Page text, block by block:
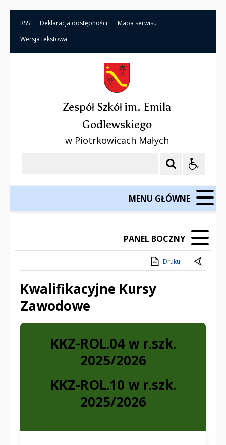
RSS Deklaracja dostępności
Mapa serwisu
Wersja tekstowa
Zespół Szkół im. Emila
Godlewskiego
w Piotrkowicach Małych
MENU GŁÓWNE
PANEL BOCZNY
Drukuj
Kwalifikacyjne Kursy
Zawodowe
Treść
KKZ-ROL.04 w r.szk.
2025/2026
KKZ-ROL.10 w r.szk.
2025/2026